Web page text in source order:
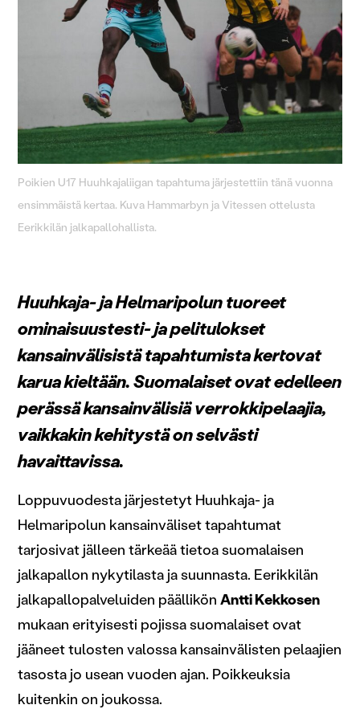
Poikien U17 Huuhkajaliigan tapahtuma järjestettiin tänä vuonna
ensimmäistä kertaa. Kuva Hammarbyn ja Vitessen ottelusta
Eerikkilän jalkapallohallista.
Huuhkaja- ja Helmaripolun tuoreet
ominaisuustesti- ja pelitulokset
kansainvälisistä tapahtumista kertovat
karua kieltään. Suomalaiset ovat edelleen
perässä kansainvälisiä verrokkipelaajia,
vaikkakin kehitystä on selvästi
havaittavissa.
Loppuvuodesta järjestetyt Huuhkaja- ja
Helmaripolun kansainväliset tapahtumat
tarjosivat jälleen tärkeää tietoa suomalaisen
jalkapallon nykytilasta ja suunnasta. Eerikkilän
jalkapallopalveluiden päällikön Antti Kekkosen
mukaan erityisesti pojissa suomalaiset ovat
jääneet tulosten valossa kansainvälisten pelaajien
tasosta jo usean vuoden ajan. Poikkeuksia
kuitenkin on joukossa.